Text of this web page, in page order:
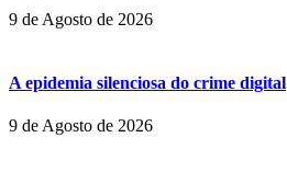
9 de Agosto de 2026
A epidemia silenciosa do crime digital
9 de Agosto de 2026